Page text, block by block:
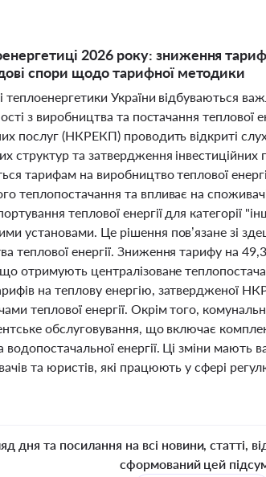
2026 року: зниження
спори щодо тарифної методики
теплоенергетики України відбуваються
з виробництва та постачання теплової
послуг (НКРЕКП) проводить відкриті
структур та затвердження
тарифам на виробництво теплової
теплопостачання та впливає на
теплової енергії для категорії
установами. Це рішення пов’язане зі
теплової енергії. Зниження тарифу на
отримують централізоване
на теплову енергію, затвердженої
теплової енергії. Окрім того,
обслуговування, що включає
енергії. Ці зміни мають
та юристів, які працюють у сфері
дня та посилання на всі новини, статті,
сформований цей